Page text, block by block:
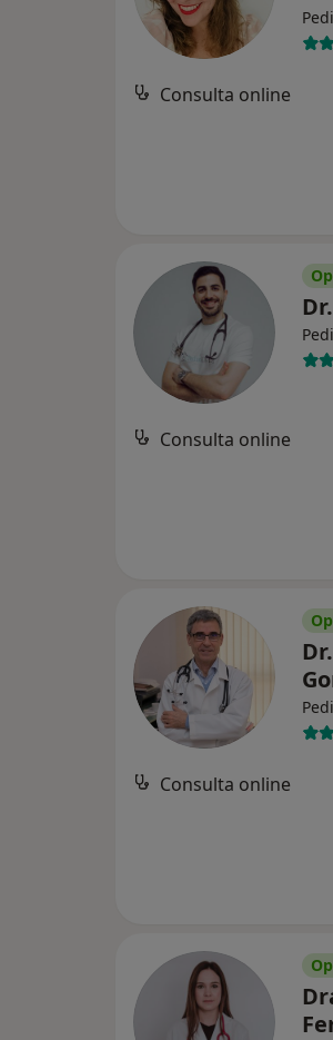
Consulta online
Consulta online
Consulta online